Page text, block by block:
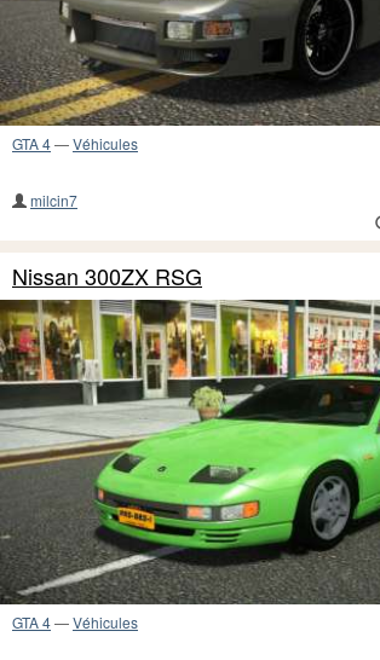
GTA 4—Véhicules
milcin7
Nissan 300ZX RSG
GTA 4—Véhicules